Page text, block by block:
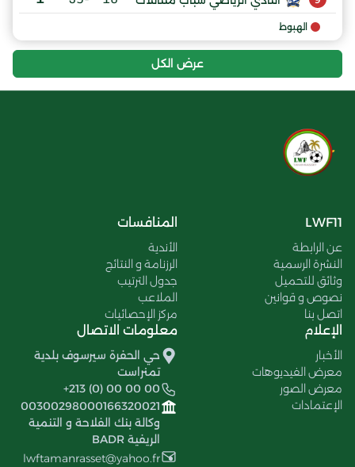
الهبوط
عرض الكل
LWF11
عن الرابطة
النشرة الرسمية
وثائق للتحميل
نصوص و قوانين
اتصل بنا
المنافسات
الأندية
الرزنامة و النتائج
جدول الترتيب
الملاعب
مركز الإحصائيات
الإعلام
الأخبار
معرض الفيديوهات
معرض الصور
الإعتمادات
معلومات الاتصال
حي الحفرة سيرسوف بلدية
تمنراست
+213 (0) 00 00 00
00300298000166320021
وكالة بنك الفلاحة و التنمية
الريفية BADR
lwftamanrasset@yahoo.fr